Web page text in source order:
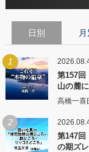
日別 月
1
第157
山の麓
高橋一喜
2
第147
の期ズレ